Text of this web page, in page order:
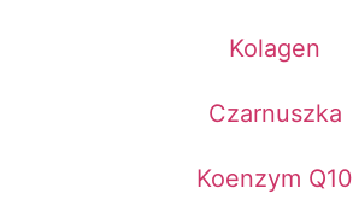
Kolagen
Czarnuszka
Koenzym Q10